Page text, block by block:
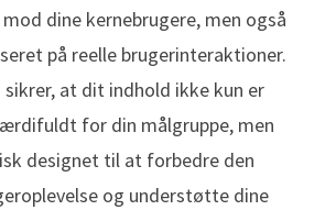
dine kernebrugere, men også
på reelle brugerinteraktioner.
at dit indhold ikke kun er
for din målgruppe, men
designet til at forbedre den
og understøtte dine